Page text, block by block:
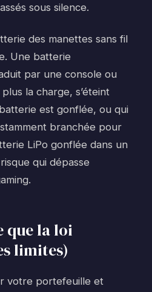
sous silence.
des manettes sans fil
Une batterie
par une console ou
la charge, s’éteint
est gonflée, ou qui
branchée pour
LiPo gonflée dans un
qui dépasse
que la loi
limites)
votre portefeuille et